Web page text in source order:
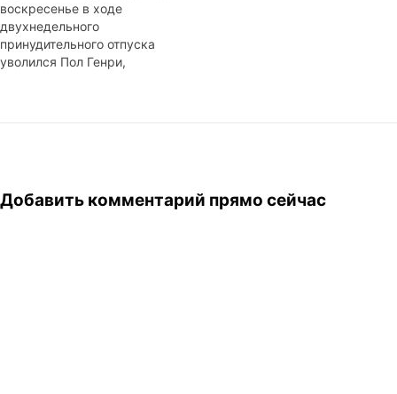
воскресенье в ходе
двухнедельного
принудительного отпуска
уволился Пол Генри,
своими порой ханжескими
Добавить комментарий прямо сейчас